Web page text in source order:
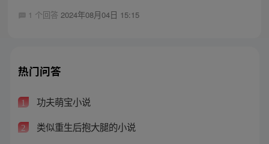
1 个回答 2024年08月04日 15:15
热门问答
1 功夫萌宝小说
2 类似重生后抱大腿的小说